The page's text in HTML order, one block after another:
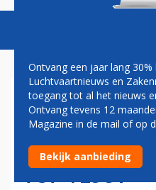
TRANSAVIA
DIT JAAR TE
UITFASERING
737-VLOOT
Ontvang een jaar lang
Luchtvaartnieuws en
toegang tot al het nieuws
Ontvang tevens 12
Magazine in de mail of op
Bekijk aanbieding